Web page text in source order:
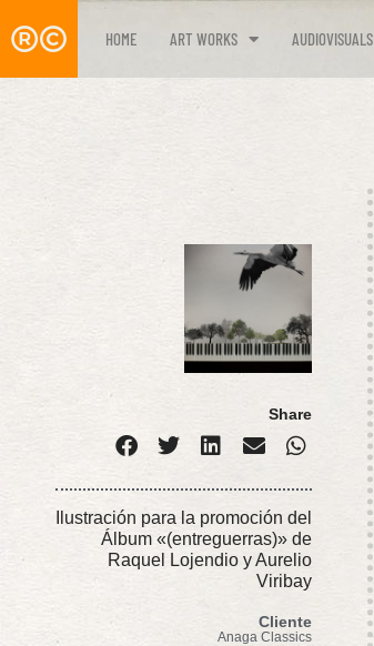
HOME ART WORKS AUDIOVISUALS
Share
Ilustración para la promoción del
Álbum «(entreguerras)» de
Raquel Lojendio y Aurelio
Viribay
Cliente
Anaga Classics